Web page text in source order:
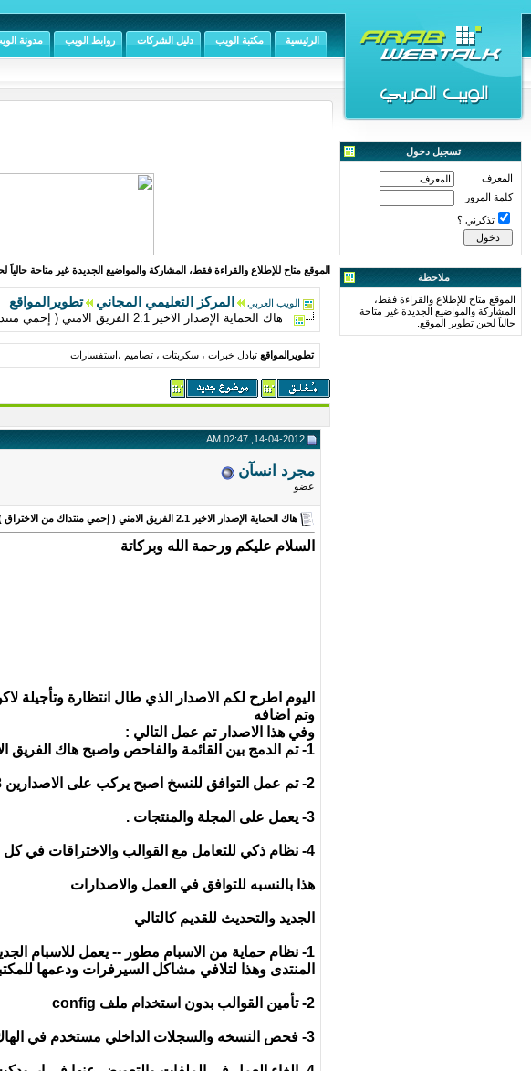
الرئيسية مكتبة الويب دليل الشركات روابط الويب مدونة
تسجيل دخول
المعرف
كلمة المرور
تذكرني ؟
ملاحظة
الموقع متاح للإطلاع والقراءة فقط،
المشاركة والمواضيع الجديدة غير متاحة
حالياً لحين تطوير الموقع.
الموقع متاح للإطلاع والقراءة فقط، المشاركة والمواضيع الجديدة غير متاحة حالياً
الويب العربي المركز التعليمي المجاني تطويرالمواقع
هاك الحماية الإصدار الاخير 2.1 الفريق الامني ( إحمي منتداك من الاختراق )
تطويرالمواقع تبادل خبرات ، سكربتات ، تصاميم ،استفسارات
مجرد انسآن
عضو
هاك الحماية الإصدار الاخير 2.1 الفريق الامني ( إحمي منتداك من الاختراق )
السلام عليكم ورحمة الله وبركاتة
اليوم اطرح لكم الاصدار الذي طال انتظارة وتأجيلة
وتم اضافه
وفي هذا الاصدار تم عمل التالي :
1- تم الدمج بين القائمة والفاحص واصبح هاك الفريق الامني ملف واحد فقط يرفع من خلال لوحة تحكم المنتدى
2- تم عمل التوافق للنسخ اصبح يركب على الاصدارين 3.8 و 4
3- يعمل على المجلة والمنتجات .
4- نظام ذكي للتعامل مع القوالب والاختراقات في كل اصدارات المنتدي
هذا بالنسبه للتوافق في العمل والاصدارات
الجديد والتحديث للقديم كالتالي
1- نظام حماية من الاسبام مطور -- يعمل للاسبام
المنتدى وهذا لتلافي مشاكل السيرفرات ودعمها
2- تأمين القوالب بدون استخدام ملف config
3- فحص النسخه والسجلات الداخلي مستخدم في الهاك